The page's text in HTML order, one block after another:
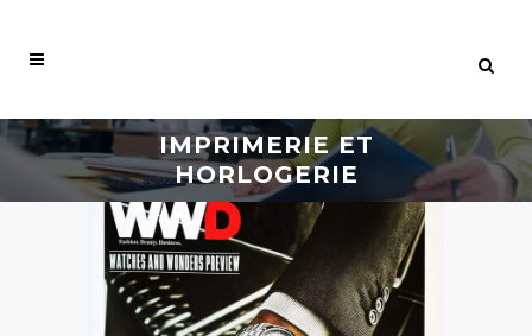
IMPRIMERIE ET
HORLOGERIE